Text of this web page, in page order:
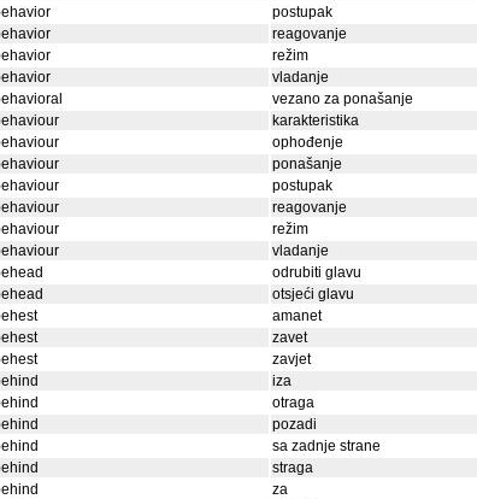
postupak
reagovanje
režim
vladanje
vezano za ponašanje
karakteristika
ophođenje
ponašanje
postupak
reagovanje
režim
vladanje
odrubiti glavu
otsjeći glavu
amanet
zavet
zavjet
iza
otraga
pozadi
sa zadnje strane
straga
za